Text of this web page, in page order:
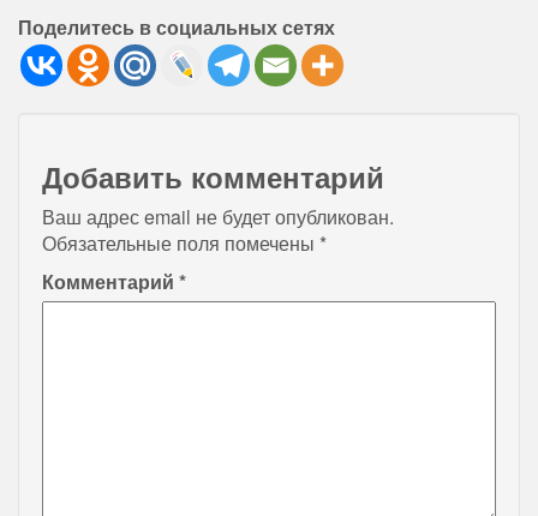
Поделитесь в социальных сетях
Добавить комментарий
Ваш адрес email не будет опубликован.
Обязательные поля помечены *
Комментарий *